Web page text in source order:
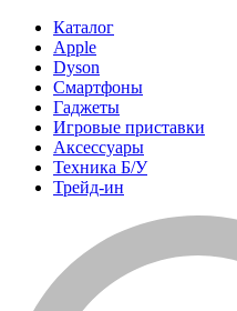
Каталог
Apple
Dyson
Смартфоны
Гаджеты
Игровые приставки
Аксессуары
Техника Б/У
Трейд-ин